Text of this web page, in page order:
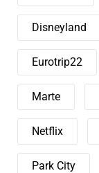
Disneyland
Eurotrip22
Marte
Netflix
Park City